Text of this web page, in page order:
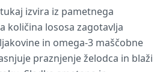
izvira iz pametnega
količina lososa zagotavlja
in omega-3 maščobne
praznjenje želodca in blaži